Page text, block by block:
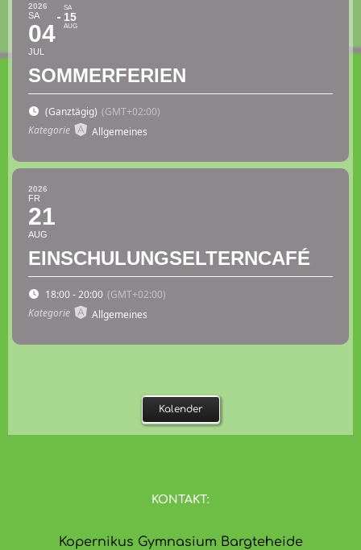
2026
SA
04
JUL
SA
15
AUG
SOMMERFERIEN
(Ganztägig) (GMT+02:00)
Kategorie
Allgemeines
2026
FR
21
AUG
EINSCHULUNGSELTERNCAFÉ
18:00 - 20:00 (GMT+02:00)
Kategorie
Allgemeines
Kalender
KONTAKT:
Kopernikus Gymnasium Bargteheide